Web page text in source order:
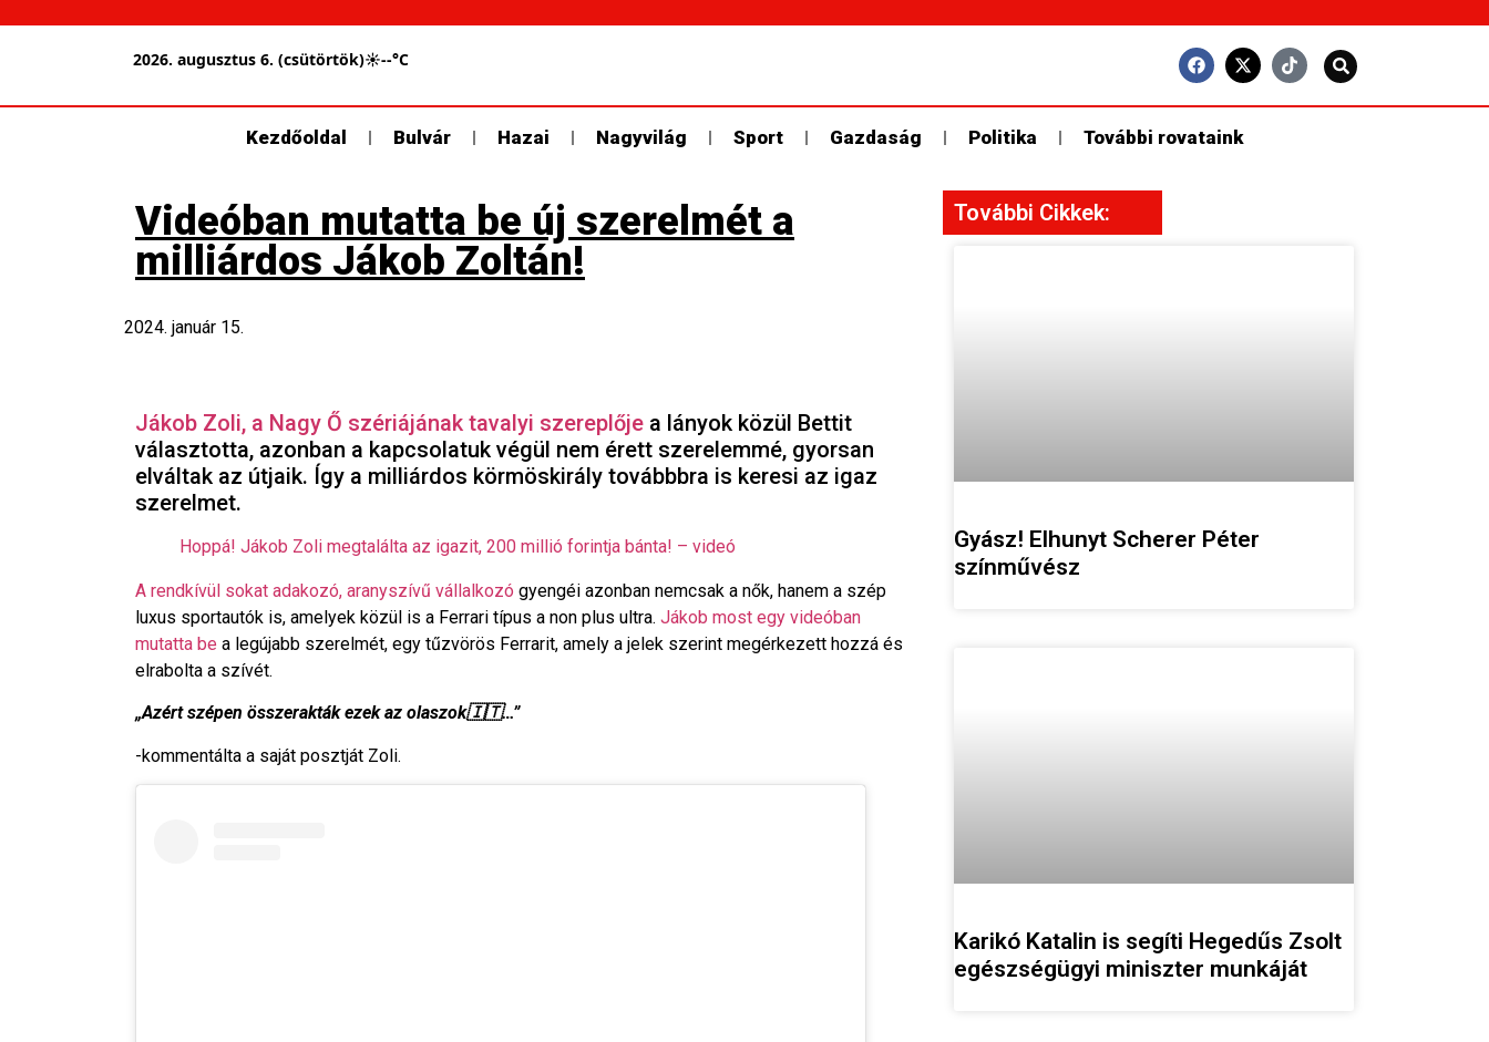
2026. augusztus 6. (csütörtök)☀--°C
Kezdőoldal Bulvár Hazai Nagyvilág Sport Gazdaság Politika További rovataink
Videóban mutatta be új szerelmét a
milliárdos Jákob Zoltán!
2024. január 15.
Jákob Zoli, a Nagy Ő szériájának tavalyi szereplője a lányok közül Bettit
választotta, azonban a kapcsolatuk végül nem érett szerelemmé, gyorsan
elváltak az útjaik. Így a milliárdos körmöskirály továbbbra is keresi az igaz
szerelmet.
Hoppá! Jákob Zoli megtalálta az igazit, 200 millió forintja bánta! – videó
A rendkívül sokat adakozó, aranyszívű vállalkozó gyengéi azonban nemcsak a nők, hanem a szép
luxus sportautók is, amelyek közül is a Ferrari típus a non plus ultra. Jákob most egy videóban
mutatta be a legújabb szerelmét, egy tűzvörös Ferrarit, amely a jelek szerint megérkezett hozzá és
elrabolta a szívét.
„Azért szépen összerakták ezek az olaszok🇮🇹…”
-kommentálta a saját posztját Zoli.
További Cikkek:
Gyász! Elhunyt Scherer Péter
színművész
Karikó Katalin is segíti Hegedűs Zsolt
egészségügyi miniszter munkáját